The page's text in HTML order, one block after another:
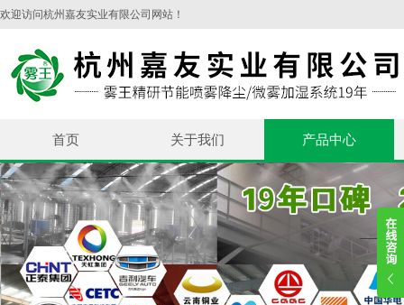
欢迎访问杭州嘉友实业有限公司网站！
首页 关于我们 产品中心